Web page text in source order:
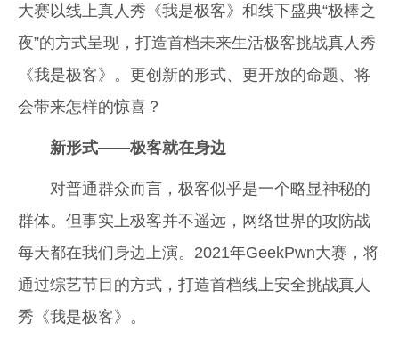
大赛以线上真人秀《我是极客》和线下盛典“极棒之
夜”的方式呈现，打造首档未来生活极客挑战真人秀
《我是极客》。更创新的形式、更开放的命题、将
会带来怎样的惊喜？
新形式——极客就在身边
对普通群众而言，极客似乎是一个略显神秘的
群体。但事实上极客并不遥远，网络世界的攻防战
每天都在我们身边上演。2021年GeekPwn大赛，将
通过综艺节目的方式，打造首档线上安全挑战真人
秀《我是极客》。